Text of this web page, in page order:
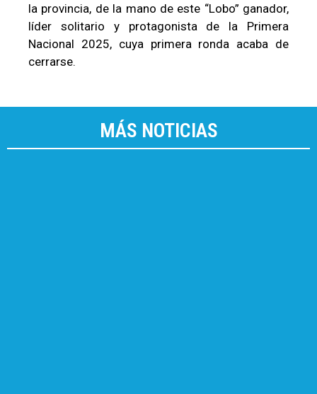
la provincia, de la mano de este “Lobo” ganador,
líder solitario y protagonista de la Primera
Nacional 2025, cuya primera ronda acaba de
cerrarse.
MÁS NOTICIAS